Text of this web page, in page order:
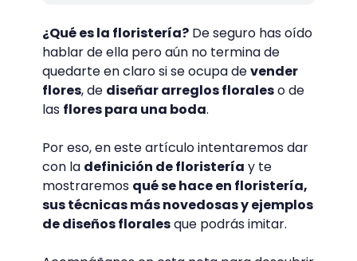
¿Qué es la floristería?De seguro has oído
hablar de ella pero aún no termina de
quedarte en claro si se ocupa devender
flores, de diseñar arreglos floraleso de
las flores para una boda.
Por eso, en este artículo intentaremos dar
con la definición de floristería y te
mostraremos qué se hace en floristería,
sus técnicas más novedosas y ejemplos
de diseños floralesque podrás imitar.